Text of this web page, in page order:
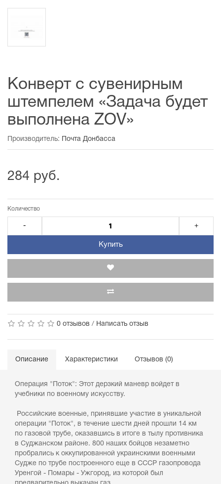
Конверт с сувенирным
штемпелем «Задача будет
выполнена ZOV»
Производитель: Почта Донбасса
284 руб.
Количество
- +
Купить
0 отзывов / Написать отзыв
Описание Характеристики Отзывов (0)
Операция "Поток": Этот дерзкий маневр войдет в
учебники по военному искусству.
Российские военные, принявшие участие в уникальной
операции "Поток", в течение шести дней прошли 14 км
по газовой трубе, оказавшись в итоге в тылу противника
в Суджанском районе. 800 наших бойцов незаметно
пробрались к оккупированной украинскими военными
Судже по трубе построенного еще в СССР газопровода
Уренгой - Помары - Ужгород, из которой был